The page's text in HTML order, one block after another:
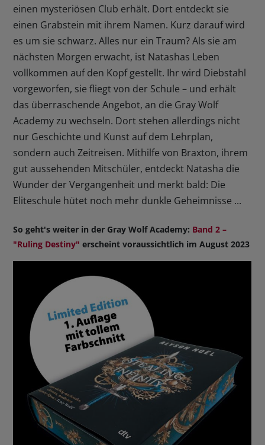
einen mysteriösen Club erhält. Dort entdeckt sie
einen Grabstein mit ihrem Namen. Kurz darauf wird
es um sie schwarz. Alles nur ein Traum? Als sie am
nächsten Morgen erwacht, ist Natashas Leben
vollkommen auf den Kopf gestellt. Ihr wird Diebstahl
vorgeworfen, sie fliegt von der Schule – und erhält
das überraschende Angebot, an die Gray Wolf
Academy zu wechseln. Dort stehen allerdings nicht
nur Geschichte und Kunst auf dem Lehrplan,
sondern auch Zeitreisen. Mithilfe von Braxton, ihrem
gut aussehenden Mitschüler, entdeckt Natasha die
Wunder der Vergangenheit und merkt bald: Die
Eliteschule hütet noch mehr dunkle Geheimnisse ...
So geht's weiter in der Gray Wolf Academy: Band 2 –
"Ruling Destiny" erscheint voraussichtlich im August 2023